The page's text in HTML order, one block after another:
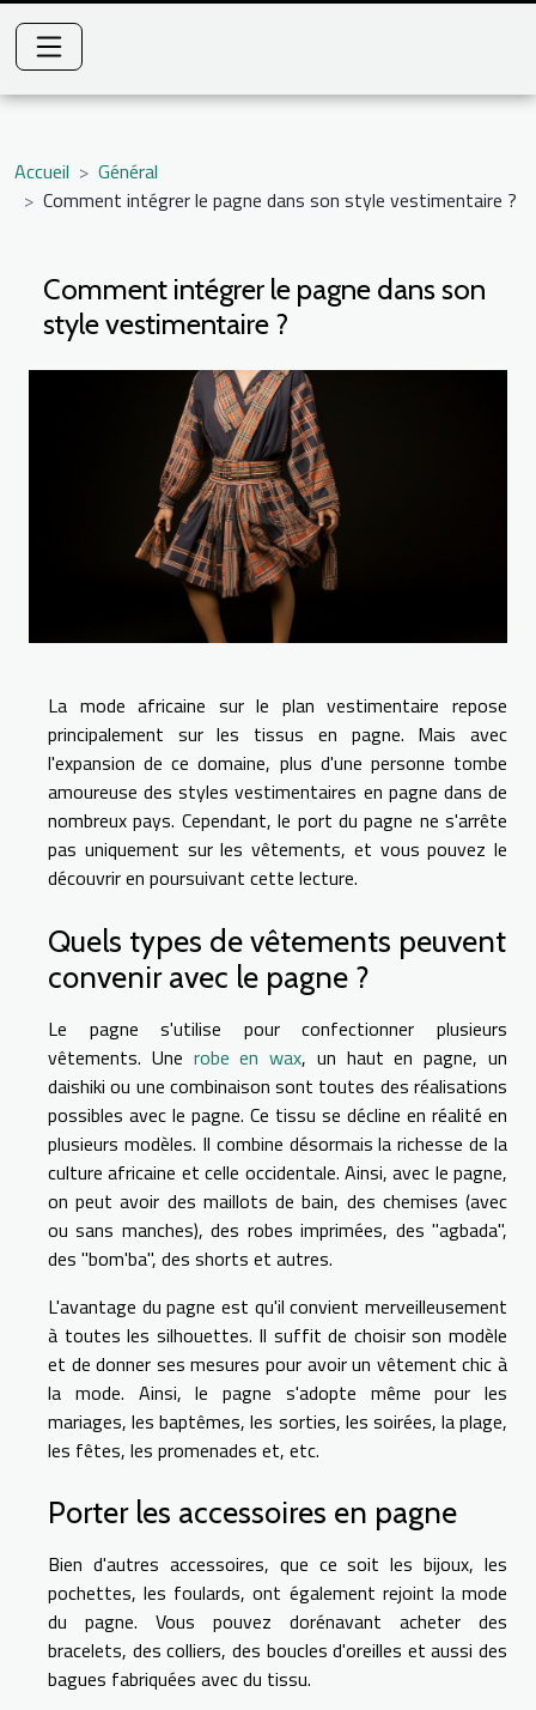
Accueil
Général
Comment intégrer le pagne dans son style vestimentaire ?
Comment intégrer le pagne dans son
style vestimentaire ?
La mode africaine sur le plan vestimentaire repose
principalement sur les tissus en pagne. Mais avec
l'expansion de ce domaine, plus d'une personne tombe
amoureuse des styles vestimentaires en pagne dans de
nombreux pays. Cependant, le port du pagne ne s'arrête
pas uniquement sur les vêtements, et vous pouvez le
découvrir en poursuivant cette lecture.
Quels types de vêtements peuvent
convenir avec le pagne ?
Le pagne s'utilise pour confectionner plusieurs
vêtements. Une robe en wax, un haut en pagne, un
daishiki ou une combinaison sont toutes des réalisations
possibles avec le pagne. Ce tissu se décline en réalité en
plusieurs modèles. Il combine désormais la richesse de la
culture africaine et celle occidentale. Ainsi, avec le pagne,
on peut avoir des maillots de bain, des chemises (avec
ou sans manches), des robes imprimées, des "agbada",
des "bom'ba", des shorts et autres.
L'avantage du pagne est qu'il convient merveilleusement
à toutes les silhouettes. Il suffit de choisir son modèle
et de donner ses mesures pour avoir un vêtement chic à
la mode. Ainsi, le pagne s'adopte même pour les
mariages, les baptêmes, les sorties, les soirées, la plage,
les fêtes, les promenades et, etc.
Porter les accessoires en pagne
Bien d'autres accessoires, que ce soit les bijoux, les
pochettes, les foulards, ont également rejoint la mode
du pagne. Vous pouvez dorénavant acheter des
bracelets, des colliers, des boucles d'oreilles et aussi des
bagues fabriquées avec du tissu.